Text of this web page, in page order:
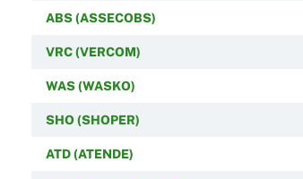
ABS (ASSECOBS)
VRC (VERCOM)
WAS (WASKO)
SHO (SHOPER)
ATD (ATENDE)